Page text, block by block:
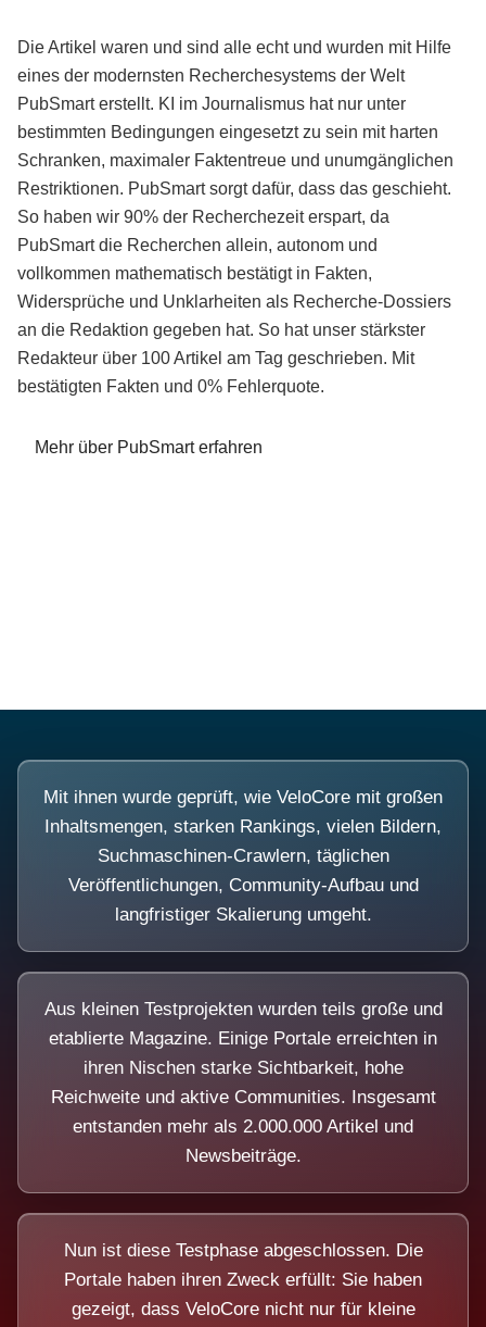
Die Artikel waren und sind alle echt und wurden mit Hilfe
eines der modernsten Recherchesystems der Welt
PubSmart erstellt. KI im Journalismus hat nur unter
bestimmten Bedingungen eingesetzt zu sein mit harten
Schranken, maximaler Faktentreue und unumgänglichen
Restriktionen. PubSmart sorgt dafür, dass das geschieht.
So haben wir 90% der Recherchezeit erspart, da
PubSmart die Recherchen allein, autonom und
vollkommen mathematisch bestätigt in Fakten,
Widersprüche und Unklarheiten als Recherche-Dossiers
an die Redaktion gegeben hat. So hat unser stärkster
Redakteur über 100 Artikel am Tag geschrieben. Mit
bestätigten Fakten und 0% Fehlerquote.
Mehr über PubSmart erfahren
Mit ihnen wurde geprüft, wie VeloCore mit großen
Inhaltsmengen, starken Rankings, vielen Bildern,
Suchmaschinen-Crawlern, täglichen
Veröffentlichungen, Community-Aufbau und
langfristiger Skalierung umgeht.
Aus kleinen Testprojekten wurden teils große und
etablierte Magazine. Einige Portale erreichten in
ihren Nischen starke Sichtbarkeit, hohe
Reichweite und aktive Communities. Insgesamt
entstanden mehr als 2.000.000 Artikel und
Newsbeiträge.
Nun ist diese Testphase abgeschlossen. Die
Portale haben ihren Zweck erfüllt: Sie haben
gezeigt, dass VeloCore nicht nur für kleine